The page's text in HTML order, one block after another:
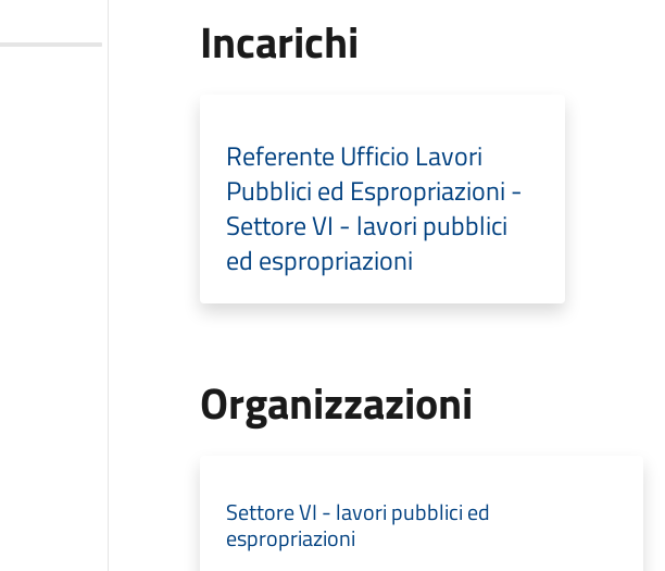
Incarichi
Referente Ufficio Lavori
Pubblici ed Espropriazioni -
Settore VI - lavori pubblici
ed espropriazioni
Organizzazioni
Settore VI - lavori pubblici ed
espropriazioni